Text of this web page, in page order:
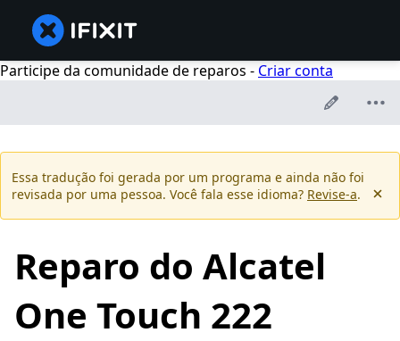
Participe da comunidade de reparos - Criar conta
Essa tradução foi gerada por um programa e ainda não foi
revisada por uma pessoa. Você fala esse idioma? Revise-a.
Reparo do Alcatel
One Touch 222